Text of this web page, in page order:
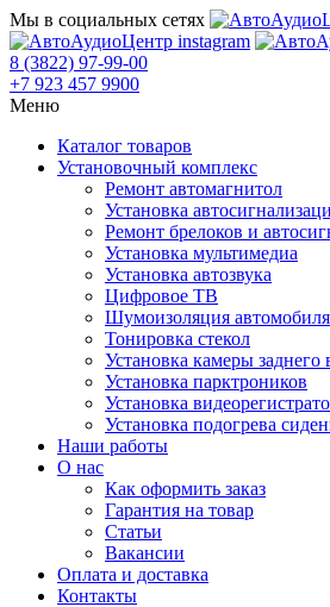
Мы в социальных сетях
8 (3822) 97-99-00
+7 923 457 9900
Меню
Каталог товаров
Установочный комплекс
Ремонт автомагнитол
Установка
Ремонт брелоков и
Установка мультимедиа
Установка автозвука
Цифровое ТВ
Шумоизоляция автомобиля
Тонировка стекол
Установка камеры заднего
Установка парктроников
Установка
Установка подогрева
Наши работы
О нас
Как оформить заказ
Гарантия на товар
Статьи
Вакансии
Оплата и доставка
Контакты